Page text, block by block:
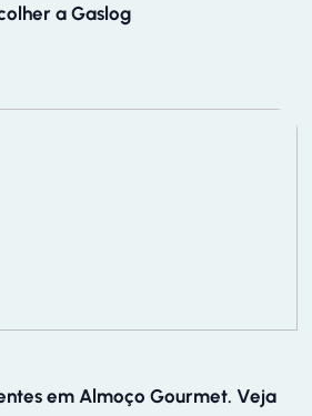
a Gaslog
em Almoço Gourmet. Veja